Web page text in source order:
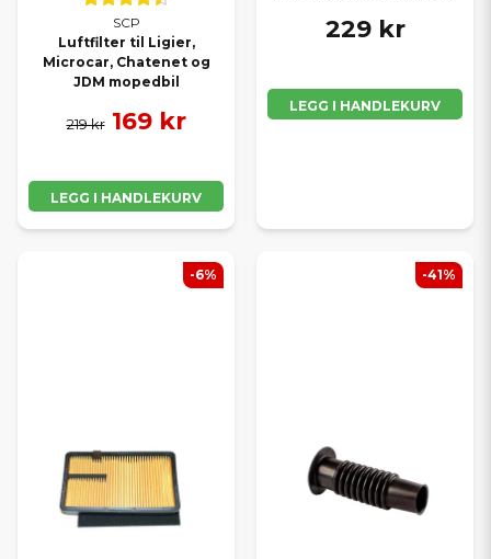
SCP
Luftfilter til Ligier,
Microcar, Chatenet og
JDM mopedbil
219 kr 169 kr
LEGG I HANDLEKURV
229 kr
LEGG I HANDLEKURV
-6% -41%